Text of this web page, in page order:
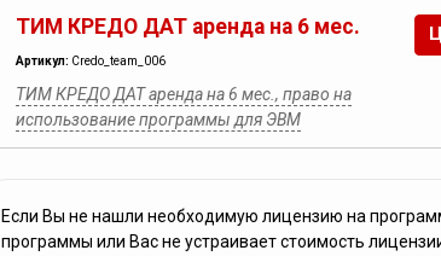
ТИМ КРЕДО ДАТ аренда на 6 мес.
Артикул: Credo_team_006
ТИМ КРЕДО ДАТ аренда на 6 мес., право на
использование программы для ЭВМ
Если Вы не нашли необходимую лицензию на
программы или Вас не устраивает стоимость